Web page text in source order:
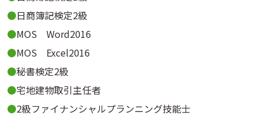
日商簿記検定2級
MOS Word2016
MOS Excel2016
秘書検定2級
宅地建物取引主任者
2級ファイナンシャルプランニング技能士